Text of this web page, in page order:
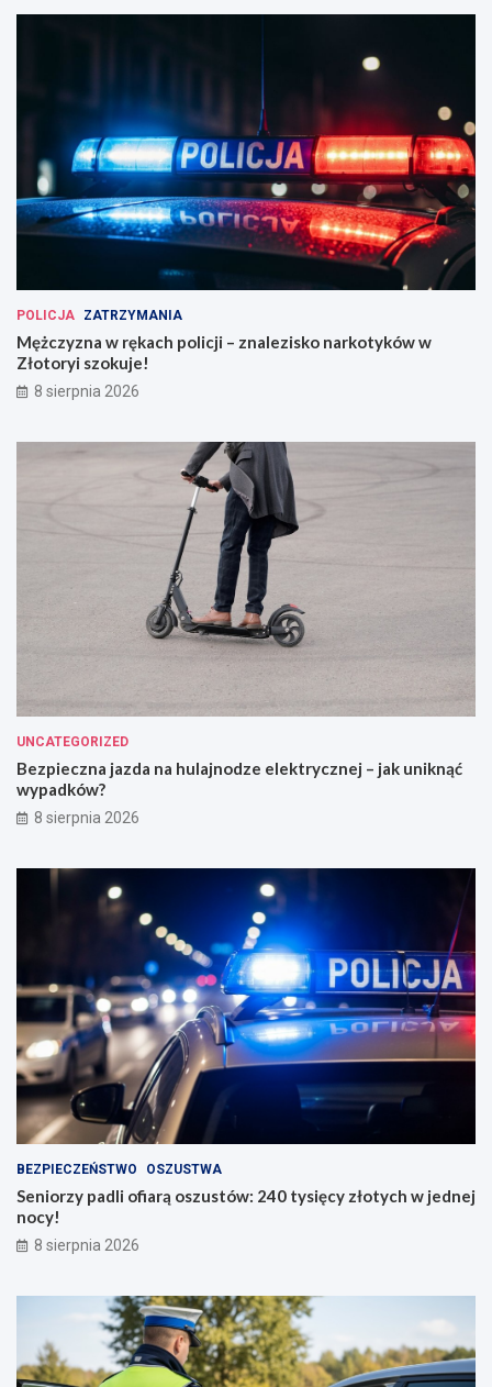
POLICJA ZATRZYMANIA
Mężczyzna w rękach policji – znalezisko narkotyków w
Złotoryi szokuje!
8 sierpnia 2026
UNCATEGORIZED
Bezpieczna jazda na hulajnodze elektrycznej – jak uniknąć
wypadków?
8 sierpnia 2026
BEZPIECZEŃSTWO OSZUSTWA
Seniorzy padli ofiarą oszustów: 240 tysięcy złotych w jednej
nocy!
8 sierpnia 2026